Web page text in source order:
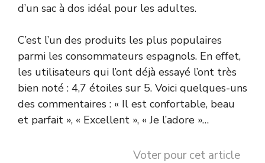
d’un sac à dos idéal pour les adultes.
C’est l’un des produits les plus populaires
parmi les consommateurs espagnols. En effet,
les utilisateurs qui l’ont déjà essayé l’ont très
bien noté : 4,7 étoiles sur 5. Voici quelques-uns
des commentaires : « Il est confortable, beau
et parfait », « Excellent », « Je l’adore »…
Voter pour cet article